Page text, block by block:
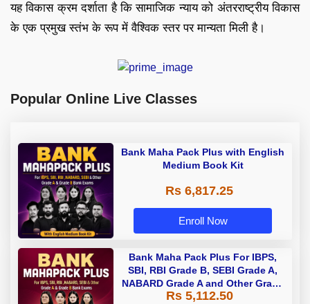
यह विकास क्रम दर्शाता है कि सामाजिक न्याय को अंतरराष्ट्रीय विकास
के एक प्रमुख स्तंभ के रूप में वैश्विक स्तर पर मान्यता मिली है।
Popular Online Live Classes
Bank Maha Pack Plus with English
Medium Book Kit
Rs 6,817.25
Enroll Now
Bank Maha Pack Plus For IBPS,
SBI, RBI Grade B, SEBI Grade A,
NABARD Grade A and Other Grade
A & Grade B Bank Exams
Rs 5,112.50